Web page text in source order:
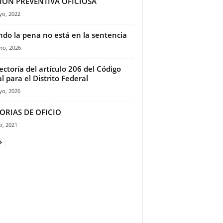
2022
la pena no está en la sentencia
2026
del artículo 206 del Código
para el Distrito Federal
2026
DE OFICIO
2021